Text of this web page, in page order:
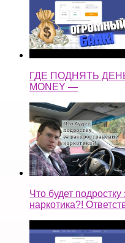
ГДЕ ПОДНЯТЬ
MONEY —
Что будет
наркотика?!